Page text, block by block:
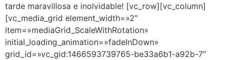
tarde maravillosa e inolvidable! [vc_row][vc_column]
[vc_media_grid element_width=»2″
item=»mediaGrid_ScaleWithRotation»
initial_loading_animation=»fadeInDown»
grid_id=»vc_gid:1466593739765-be33a6b1-a92b-7″